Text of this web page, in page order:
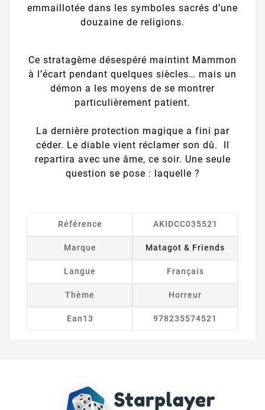
emmaillotée dans les symboles sacrés d’une
douzaine de religions.
Ce stratagème désespéré maintint Mammon
à l’écart pendant quelques siècles… mais un
démon a les moyens de se montrer
particulièrement patient.
La dernière protection magique a fini par
céder. Le diable vient réclamer son dû. Il
repartira avec une âme, ce soir. Une seule
question se pose : laquelle ?
Référence AKIDCC035521
Marque Matagot & Friends
Langue Français
Thème Horreur
Ean13 978235574521